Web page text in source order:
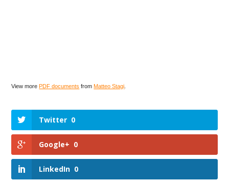
View morePDF documents fromMatteo Stagi
Twitter 0
Google+ 0
LinkedIn 0